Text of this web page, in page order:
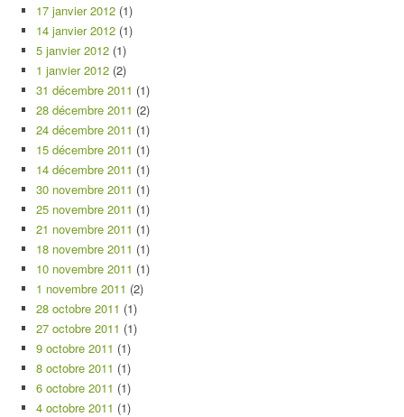
17 janvier 2012 (1)
14 janvier 2012 (1)
5 janvier 2012 (1)
1 janvier 2012 (2)
31 décembre 2011 (1)
28 décembre 2011 (2)
24 décembre 2011 (1)
15 décembre 2011 (1)
14 décembre 2011 (1)
30 novembre 2011 (1)
25 novembre 2011 (1)
21 novembre 2011 (1)
18 novembre 2011 (1)
10 novembre 2011 (1)
1 novembre 2011 (2)
28 octobre 2011 (1)
27 octobre 2011 (1)
9 octobre 2011 (1)
8 octobre 2011 (1)
6 octobre 2011 (1)
4 octobre 2011 (1)